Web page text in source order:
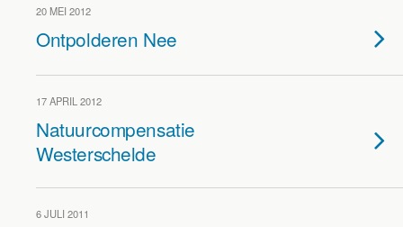
20 MEI 2012
Ontpolderen Nee
17 APRIL 2012
Natuurcompensatie
Westerschelde
6 JULI 2011